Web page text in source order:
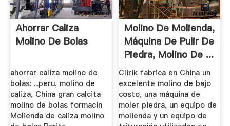
Ahorrar Caliza
Molino De Bolas
ahorrar caliza molino de
bolas: ...peru, molino de
caliza, China gran calcita
molino de bolas formacin
Molienda de caliza molino
Molino De Molienda,
Máquina De Pulir De
Piedra, Molino De ...
Clirik fabrica en China un
excelente molino de bajo
costo, una máquina de
moler piedra, un equipo de
molienda y un equipo de